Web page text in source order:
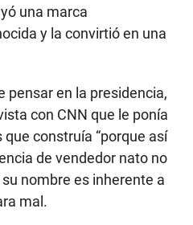
una marca
y la convirtió en una
pensar en la presidencia,
con CNN que le ponía
construía “porque así
de vendedor nato no
nombre es inherente a
mal.